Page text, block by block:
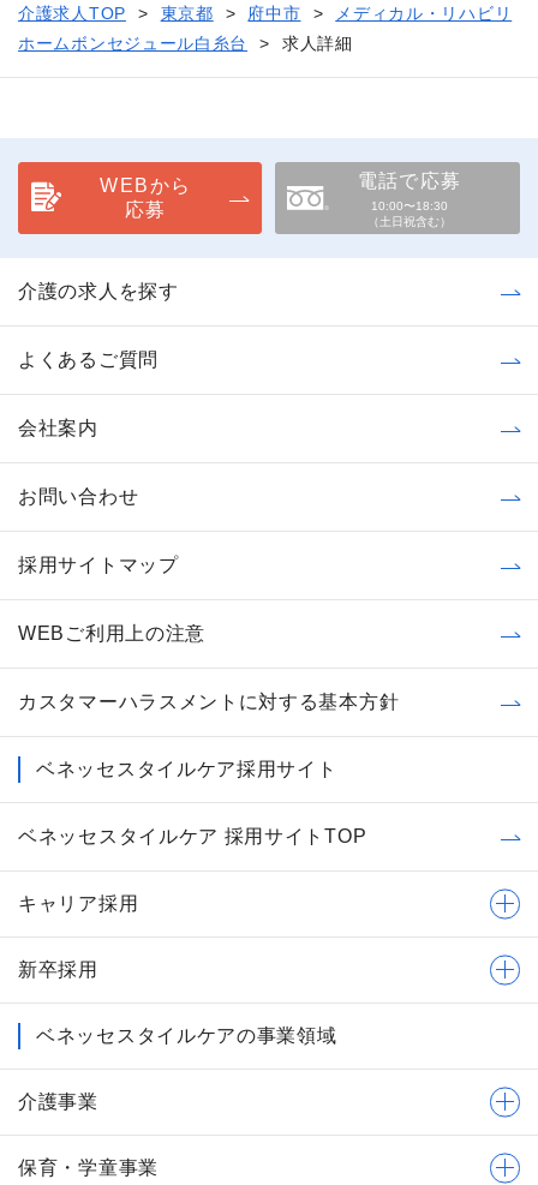
介護求人TOP 東京都 府中市
メディカル・リハビリ
ホームボンセジュール白糸台
求人詳細
WEBから
応募
電話で応募
10:00〜18:30
（土日祝含む）
介護の求人を探す
よくあるご質問
会社案内
お問い合わせ
採用サイトマップ
WEBご利用上の注意
カスタマーハラスメントに対する基本方針
ベネッセスタイルケア採用サイト
ベネッセスタイルケア 採用サイトTOP
キャリア採用
新卒採用
ベネッセスタイルケアの事業領域
介護事業
保育・学童事業